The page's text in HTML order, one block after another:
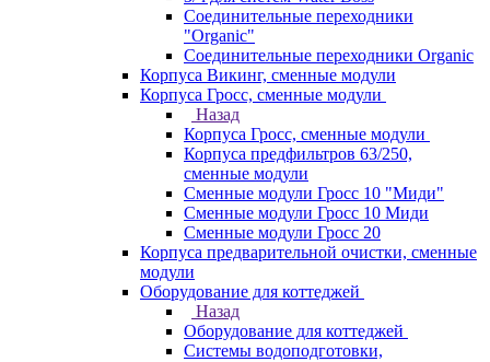
Соединительные переходники
"Organic"
Соединительные переходники Organic
Корпуса Викинг, сменные модули
Корпуса Гросс, сменные модули
Назад
Корпуса Гросс, сменные модули
Корпуса предфильтров 63/250,
сменные модули
Сменные модули Гросс 10 "Миди"
Сменные модули Гросс 10 Миди
Сменные модули Гросс 20
Корпуса предварительной очистки, сменные
модули
Оборудование для коттеджей
Назад
Оборудование для коттеджей
Системы водоподготовки,